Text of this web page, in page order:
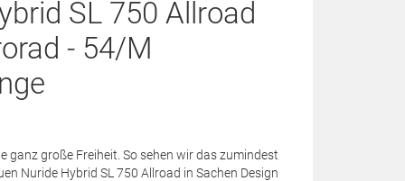
SL 750 Allroad
- 54/M
ganz große Freiheit. So sehen wir das zumindest
Nuride Hybrid SL 750 Allroad in Sachen Design